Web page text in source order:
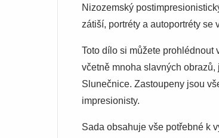
Nizozemský
zátiší, portréty a autoportréty
Toto dílo si můžete prohlédnout
včetně mnoha slavných
Slunečnice. Zastoupeny jsou
impresionisty.
Sada obsahuje vše potřebné k